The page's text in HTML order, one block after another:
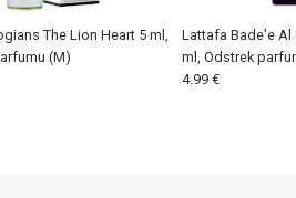
The Lion Heart 5 ml,
(M)
Lattafa Bade'e Al
ml, Odstrek
4.99 €